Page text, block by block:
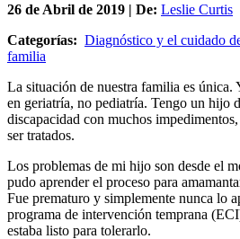
26 de Abril de 2019 | De: Leslie Curtis
Categorías: Diagnóstico y el cuidado
familia
La situación de nuestra familia es única.
en geriatría, no pediatría. Tengo un hijo
discapacidad con muchos
ser tratados.
Los problemas de mi hijo son desde el
pudo aprender el proceso para
Fue prematuro y simplemente nunca lo
programa de intervención temprana
estaba listo para tolerarlo.